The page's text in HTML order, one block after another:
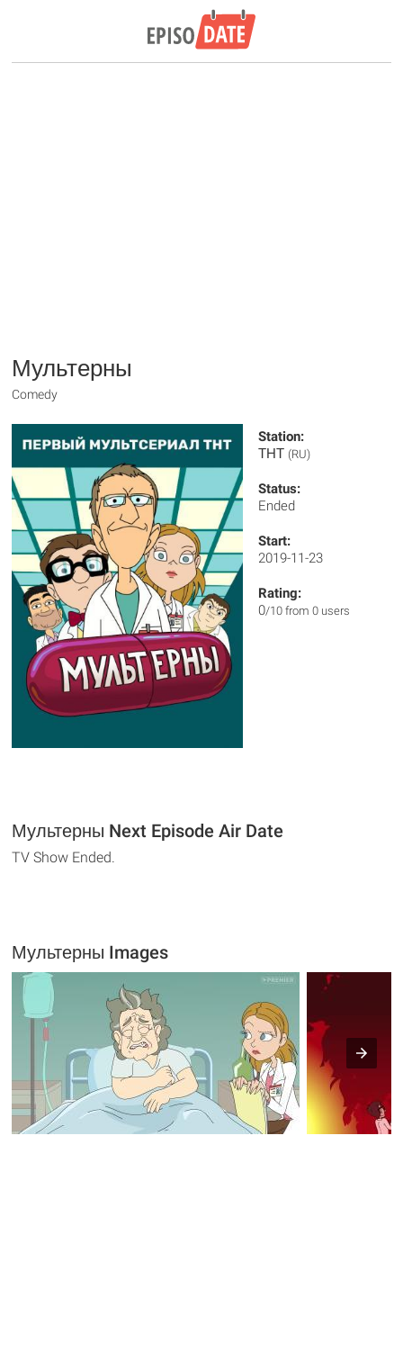
Мультерны
Comedy
Station:
ТНТ (RU)
Status:
Ended
Start:
2019-11-23
Rating:
0/10 from 0 users
Мультерны Next Episode Air Date
TV Show Ended.
Мультерны Images